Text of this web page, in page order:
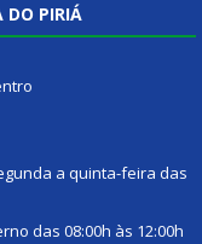
DO PIRIÁ
a quinta-feira das
das 08:00h às 12:00h